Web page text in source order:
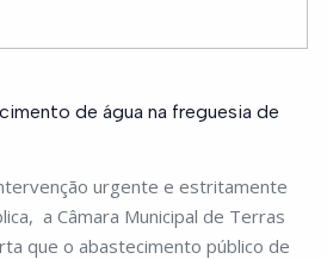
de água na freguesia de
urgente e estritamente
a Câmara Municipal de Terras
que o abastecimento público de